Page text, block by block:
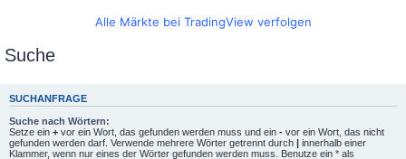
Alle Märkte bei TradingView verfolgen
Suche
SUCHANFRAGE
Suche nach Wörtern:
Setze ein + vor ein Wort, das gefunden werden muss und ein - vor ein Wort, das nicht
gefunden werden darf. Verwende mehrere Wörter getrennt durch | innerhalb einer
Klammer, wenn nur eines der Wörter gefunden werden muss. Benutze ein * als